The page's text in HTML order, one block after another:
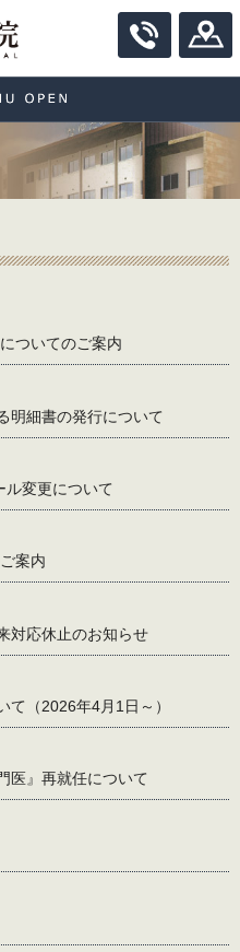
ついてのご案内
明細書の発行について
ル変更について
案内
対応休止のお知らせ
て（2026年4月1日～）
医』再就任について